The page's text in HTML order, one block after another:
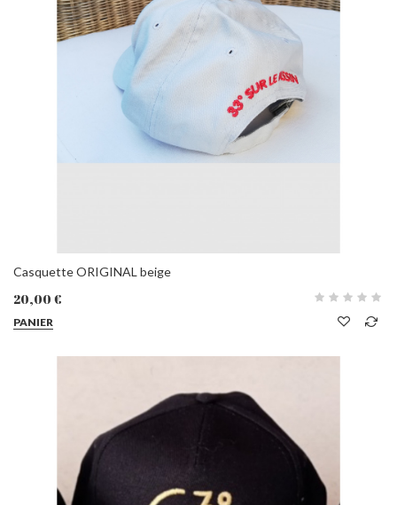
Casquette ORIGINAL beige
20,00 €
PANIER